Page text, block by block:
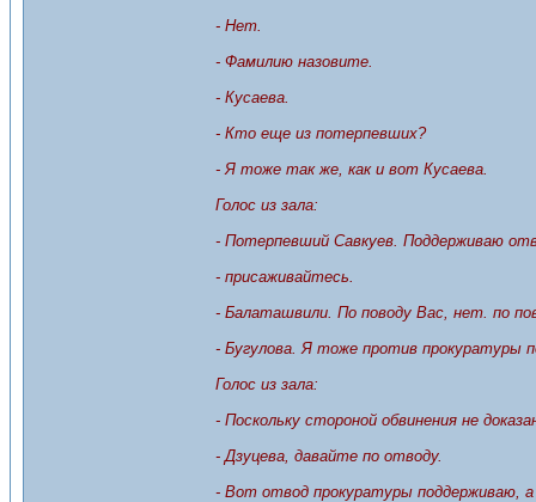
- Нет.
- Фамилию назовите.
- Кусаева.
- Кто еще из потерпевших?
- Я тоже так же, как и вот Кусаева.
Голос из зала:
- Потерпевший Савкуев. Поддерживаю
- присаживайтесь.
- Балаташвили. По поводу Вас, нет. по
- Бугулова. Я тоже против прокуратуры
Голос из зала:
- Поскольку стороной обвинения не
- Дзуцева, давайте по отводу.
- Вот отвод прокуратуры поддерживаю,